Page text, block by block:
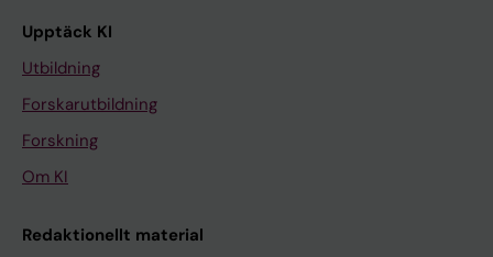
Upptäck KI
Utbildning
Forskarutbildning
Forskning
Om KI
Redaktionellt material